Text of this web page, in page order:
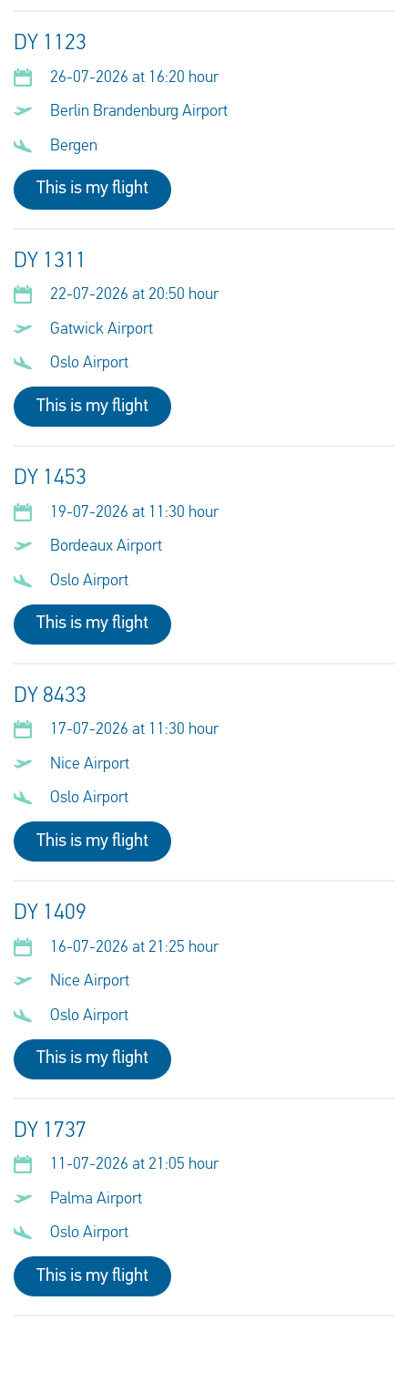
DY 1123
26-07-2026 at 16:20 hour
Berlin Brandenburg Airport
Bergen
This is my flight
DY 1311
22-07-2026 at 20:50 hour
Gatwick Airport
Oslo Airport
This is my flight
DY 1453
19-07-2026 at 11:30 hour
Bordeaux Airport
Oslo Airport
This is my flight
DY 8433
17-07-2026 at 11:30 hour
Nice Airport
Oslo Airport
This is my flight
DY 1409
16-07-2026 at 21:25 hour
Nice Airport
Oslo Airport
This is my flight
DY 1737
11-07-2026 at 21:05 hour
Palma Airport
Oslo Airport
This is my flight